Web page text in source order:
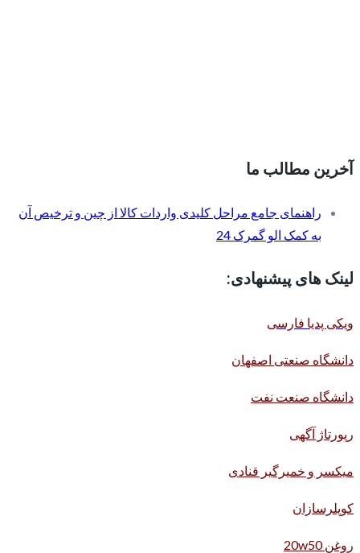
آخرین مطالب ما
راهنمای جامع مراحل کلیدی واردات کالا از چین و ترخیص آن
به کمک الو گمرک 24
لینک های پیشنهادی:
ویکی پدیا فارسی
دانشگاه صنعتی اصفهان
دانشگاه صنعت نفت
رپورتاژ آگهی
میکسر و خمیرگیر قنادی
کوپلرسازان
روغن 20w50